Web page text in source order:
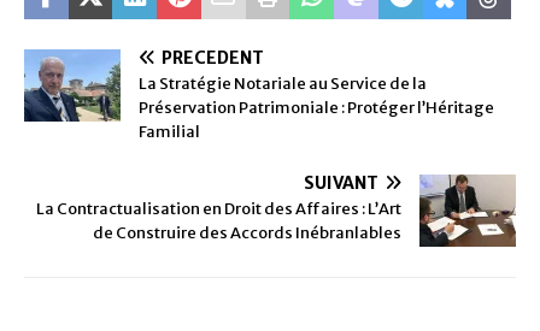
PRÉCÉDENT
La Stratégie Notariale au Service de la
Préservation Patrimoniale : Protéger l’Héritage
Familial
SUIVANT
La Contractualisation en Droit des Affaires : L’Art
de Construire des Accords Inébranlables